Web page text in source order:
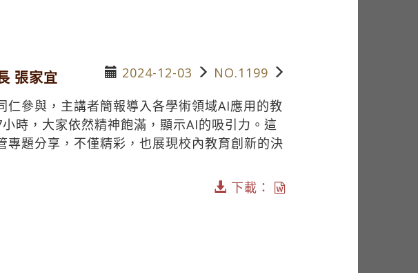
張家宜 2024-12-03 NO.1199
仁參與，主講者簡報導入各學術領域AI應用的教
時，大家依然精神飽滿，顯示AI的吸引力。這
專題分享，不僅精彩，也展現校內教育創新的決
下載：